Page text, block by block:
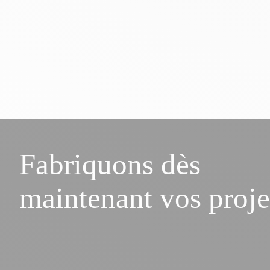
Fabriquons dès
maintenant vos